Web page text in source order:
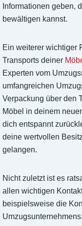
Informationen geben,
bewältigen kannst.
Ein weiterer wichtiger
Transports deiner
Experten vom
umfangreichen
Verpackung über den
Möbel in deinem
dich entspannt
deine wertvollen
gelangen.
Nicht zuletzt ist es
allen wichtigen
beispielsweise die